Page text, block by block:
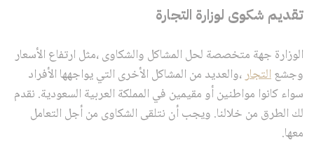
تقديم شكوى لوزارة التجارة
الوزارة جهة متخصصة لحل المشاكل والشكاوى ،مثل ارتفاع الأسعار
وجشعالتجار،والعديد من المشاكل الأخرى التي يواجهها الأفراد
سواء كانوا مواطنين أو مقيمين في المملكة العربية السعودية. نقدم
لك الطرق من خلالنا. ويجب أن نتلقى الشكاوى من أجل التعامل
معها.